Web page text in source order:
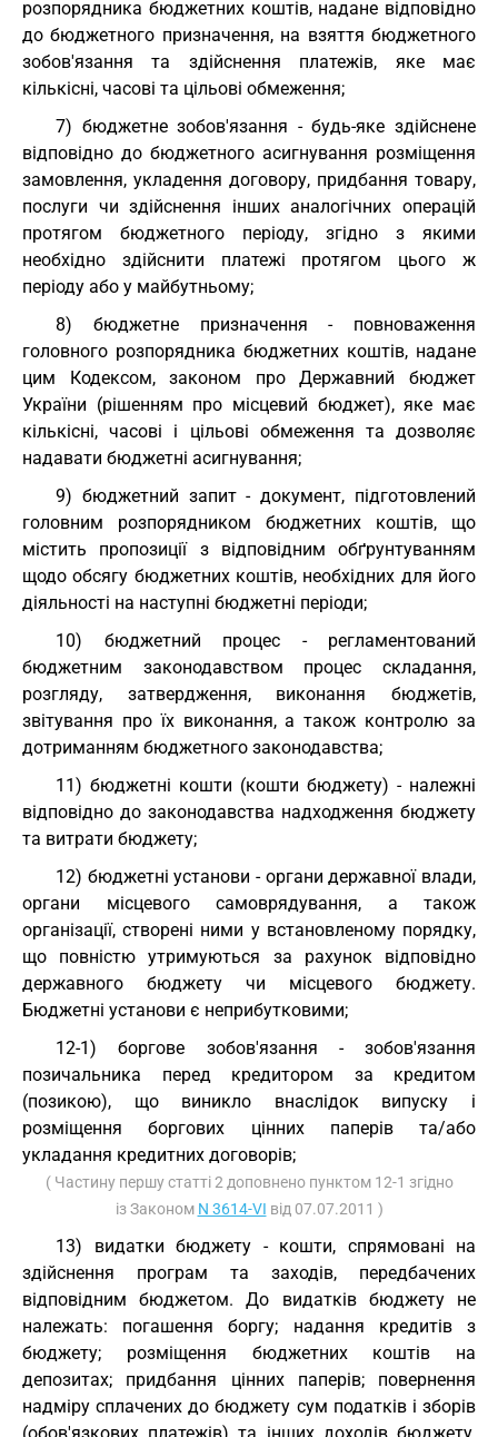
розпорядника бюджетних коштів, надане відповідно
до бюджетного призначення, на взяття бюджетного
зобов'язання та здійснення платежів, яке має
кількісні, часові та цільові обмеження;
7) бюджетне зобов'язання - будь-яке здійснене
відповідно до бюджетного асигнування розміщення
замовлення, укладення договору, придбання товару,
послуги чи здійснення інших аналогічних операцій
протягом бюджетного періоду, згідно з якими
необхідно здійснити платежі протягом цього ж
періоду або у майбутньому;
8) бюджетне призначення - повноваження
головного розпорядника бюджетних коштів, надане
цим Кодексом, законом про Державний бюджет
України (рішенням про місцевий бюджет), яке має
кількісні, часові і цільові обмеження та дозволяє
надавати бюджетні асигнування;
9) бюджетний запит - документ, підготовлений
головним розпорядником бюджетних коштів, що
містить пропозиції з відповідним обґрунтуванням
щодо обсягу бюджетних коштів, необхідних для його
діяльності на наступні бюджетні періоди;
10) бюджетний процес - регламентований
бюджетним законодавством процес складання,
розгляду, затвердження, виконання бюджетів,
звітування про їх виконання, а також контролю за
дотриманням бюджетного законодавства;
11) бюджетні кошти (кошти бюджету) - належні
відповідно до законодавства надходження бюджету
та витрати бюджету;
12) бюджетні установи - органи державної влади,
органи місцевого самоврядування, а також
організації, створені ними у встановленому порядку,
що повністю утримуються за рахунок відповідно
державного бюджету чи місцевого бюджету.
Бюджетні установи є неприбутковими;
12-1) боргове зобов'язання - зобов'язання
позичальника перед кредитором за кредитом
(позикою), що виникло внаслідок випуску і
розміщення боргових цінних паперів та/або
укладання кредитних договорів;
( Частину першу статті 2 доповнено пунктом 12-1 згідно
із Законом N 3614-VI від 07.07.2011 )
13) видатки бюджету - кошти, спрямовані на
здійснення програм та заходів, передбачених
відповідним бюджетом. До видатків бюджету не
належать: погашення боргу; надання кредитів з
бюджету; розміщення бюджетних коштів на
депозитах; придбання цінних паперів; повернення
надміру сплачених до бюджету сум податків і зборів